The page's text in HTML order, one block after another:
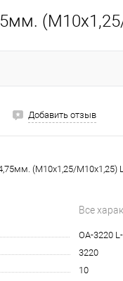
Добавить отзыв
(М10х1,25/М10х1,25)
Все
OA-3220
3220
10